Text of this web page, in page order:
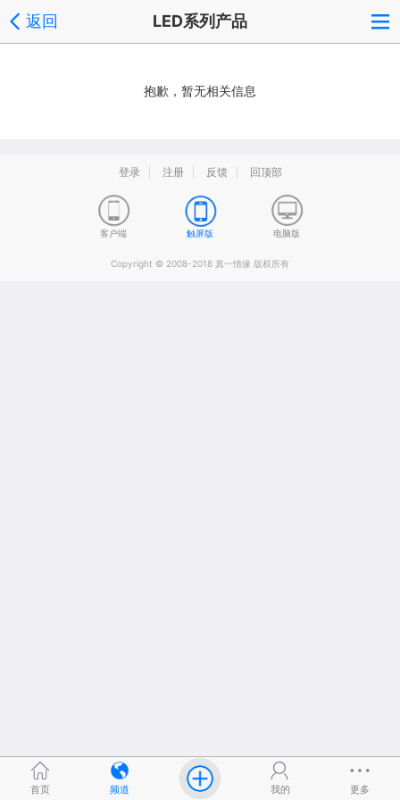
返回 LED系列产品
抱歉，暂无相关信息
登录 注册 反馈 回顶部
客户端 触屏版 电脑版
Copyright © 2008-2018 真一情缘 版权所有
首页 频道 我的 更多